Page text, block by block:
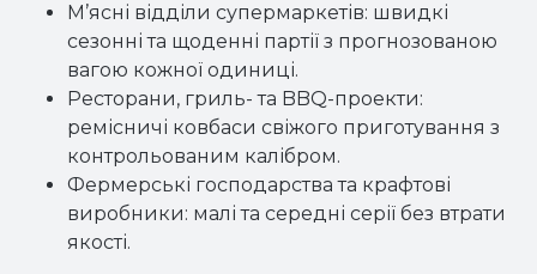
М’ясні відділи супермаркетів: швидкі
сезонні та щоденні партії з прогнозованою
вагою кожної одиниці.
Ресторани, гриль- та BBQ-проекти:
ремісничі ковбаси свіжого приготування з
контрольованим калібром.
Фермерські господарства та крафтові
виробники: малі та середні серії без втрати
якості.